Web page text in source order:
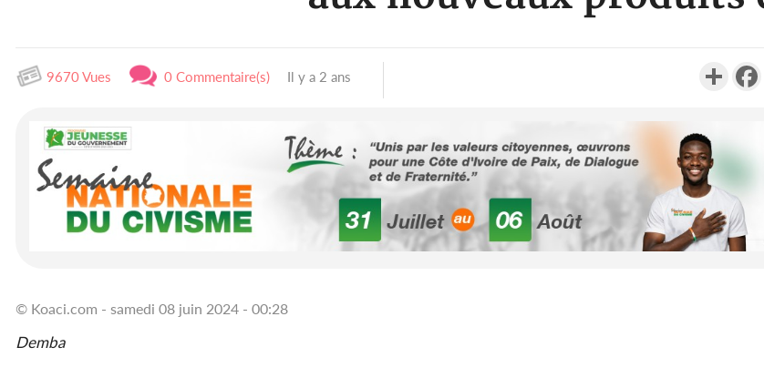
9670 Vues 0 Commentaire(s) Il y a 2 ans
© Koaci.com - samedi 08 juin 2024 - 00:28
Demba